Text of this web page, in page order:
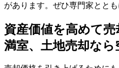
があります。ぜひ専門家ととも
資産価値を高めて
満室、土地売却なら